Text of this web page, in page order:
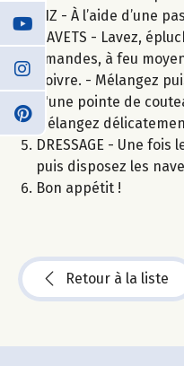
RIZ - À l’aide d’une
NAVETS - Lavez,
amandes, à feu
poivre. - Mélangez
d'une pointe de
Mélangez
DRESSAGE - Une
puis disposez les
Bon appétit !
Retour à la liste